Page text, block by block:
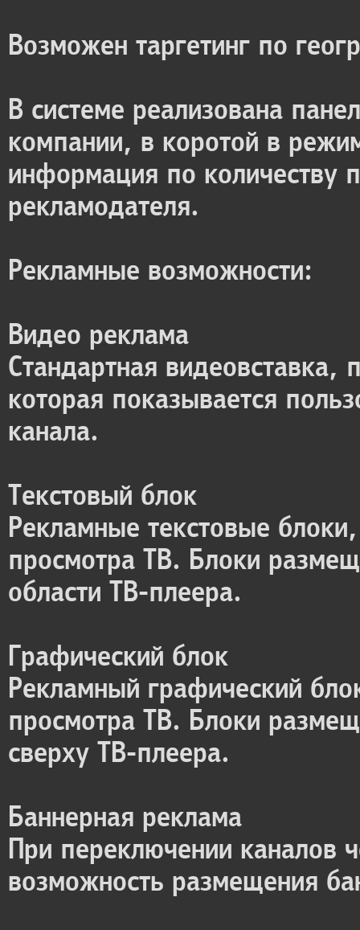
Возможен таргетинг по
В системе реализована
компании, в коротой в
информация по количеству
рекламодателя.
Рекламные возможности:
Видео реклама
Стандартная
которая показывается
канала.
Текстовый блок
Рекламные текстовые
просмотра ТВ. Блоки
области ТВ-плеера.
Графический блок
Рекламный графический
просмотра ТВ. Блоки
сверху ТВ-плеера.
Баннерная реклама
При переключении каналов
возможность размещения